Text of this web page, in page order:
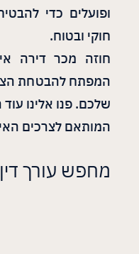
ופועלים כדי
חוקי ובטוח.
חוזה מכר דירה
המפתח להבטחת
שלכם. פנו אלינו עוד
המותאם לצרכים
מחפש עורך